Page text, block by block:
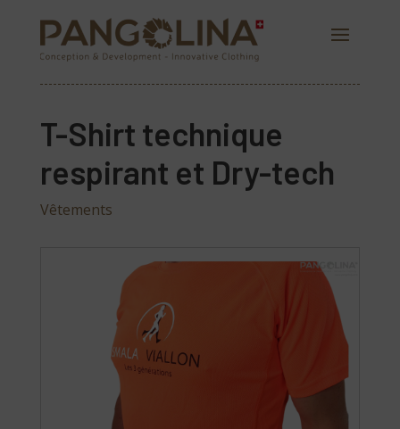
T-Shirt technique
respirant et Dry-tech
Vêtements
PANGOLINA.COM